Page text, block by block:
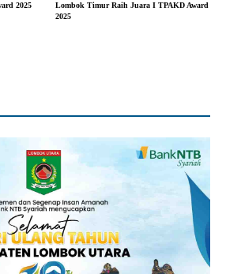
2025
Lombok Timur Raih Juara I TPAKD Award
2025